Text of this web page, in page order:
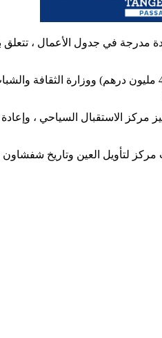
في جدول الأعمال ، تتعلق
مركز الاستقبال السياحي ،
لتأويل العين وتاريخ